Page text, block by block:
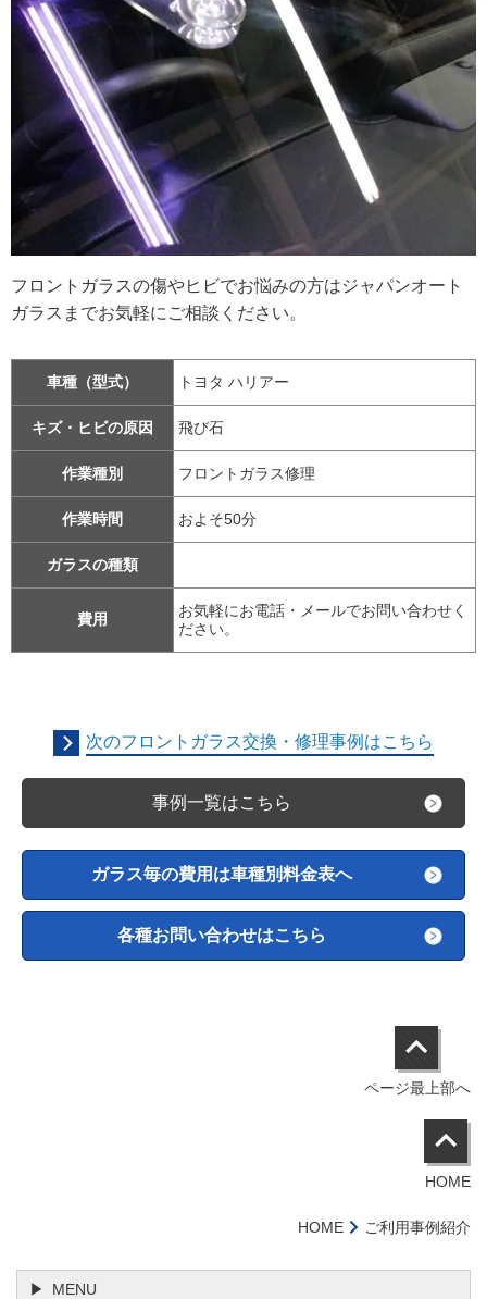
フロントガラスの傷やヒビでお悩みの方はジャパンオート
ガラスまでお気軽にご相談ください。
車種（型式） トヨタ ハリアー
キズ・ヒビの原因 飛び石
作業種別 フロントガラス修理
作業時間 およそ50分
ガラスの種類
費用
お気軽にお電話・メールでお問い合わせく
ださい。
次のフロントガラス交換・修理事例はこちら
事例一覧はこちら
ガラス毎の費用は車種別料金表へ
各種お問い合わせはこちら
ページ最上部へ
HOME
HOME ご利用事例紹介
MENU